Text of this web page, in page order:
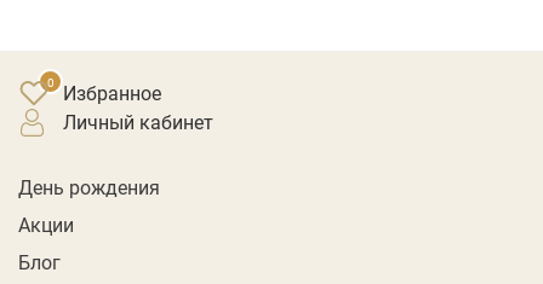
Избранное
личный кабинет
День рождения
Акции
Блог